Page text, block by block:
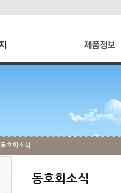
동호회소식
동호회소식